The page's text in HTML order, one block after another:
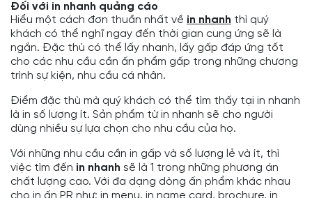
Đối với in nhanh quảng cáo
Hiểu một cách đơn thuần nhất về in nhanh thì quý
khách có thể nghĩ ngay đến thời gian cung ứng sẽ là
ngắn. Đặc thù có thể lấy nhanh, lấy gấp đáp ứng tốt
cho các nhu cầu cần ấn phẩm gấp trong những chương
trình sự kiện, nhu cầu cá nhân.
Điểm đặc thù mà quý khách có thể tìm thấy tại in nhanh
là in số lượng ít. Sản phẩm từ in nhanh sẽ cho người
dùng nhiều sự lựa chọn cho nhu cầu của họ.
Với những nhu cầu cần in gấp và số lượng lẻ và ít, thì
việc tìm đến in nhanh sẽ là 1 trong những phương án
chất lượng cao. Với đa dạng dòng ấn phẩm khác nhau